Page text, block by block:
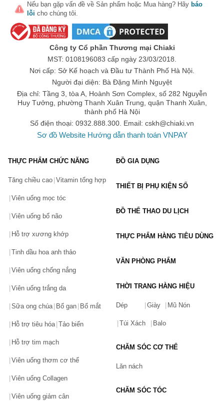
Nếu bạn gặp vấn đề về Sản phẩm hoặc Mua hàng? Hãy báo
lỗi cho chúng tôi.
Công ty Cổ phần Thương mại Chiaki
MST: 0108196083 cấp ngày 23/03/2018.
Nơi cấp: Sở Kế hoạch và Đầu tư Thành Phố Hà Nội.
Người đại diện: Bà Đặng Minh Nguyệt
Địa chỉ: Tầng 3, tòa A, Hoành Sơn Complex, số 282 Nguyễn
Huy Tưởng, phường Thanh Xuân Trung, quận Thanh Xuân,
thành phố Hà Nội
Số điện thoại: 0932.888.300. Email: cskh@chiaki.vn
Sơ đồ Website Hướng dẫn thanh toán VNPAY
THỰC PHẨM CHỨC NĂNG
Tăng chiều cao Vitamin tổng hợp
Viên uống mọc tóc
Viên uống bổ não
Hỗ trợ xương khớp
Tinh dầu hoa anh thảo
Viên uống chống nắng
Viên uống trắng da
Sữa ong chúa Bổ gan Bổ mắt
Hỗ trợ tiêu hóa Tảo biển
Hỗ trợ tim mạch
Viên uống thơm cơ thể
Viên uống Collagen
Viên uống giảm cân
ĐỒ GIA DỤNG
THIẾT BỊ PHỤ KIỆN SỐ
ĐỒ THỂ THAO DU LỊCH
THỰC PHẨM HÀNG TIÊU DÙNG
VĂN PHÒNG PHẨM
THỜI TRANG HÀNG HIỆU
Dép Giày Mũ Nón
Túi Xách Balo
CHĂM SÓC CƠ THỂ
Lăn nách
CHĂM SÓC TÓC